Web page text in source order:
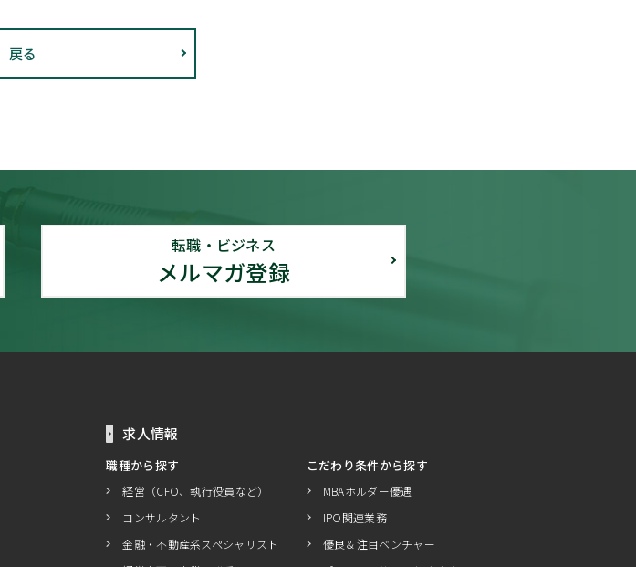
戻る
転職・ビジネス
メルマガ登録
求人情報
職種から探す
経営（CFO、執行役員など）
コンサルタント
金融・不動産系スペシャリスト
こだわり条件から探す
MBAホルダー優遇
IPO関連業務
優良＆注目ベンチャー